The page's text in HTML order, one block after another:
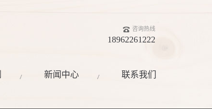
咨询热线
18962261222
新闻中心 联系我们